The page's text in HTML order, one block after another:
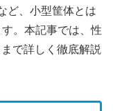
ど、小型筐体とは
。本記事では、性
で詳しく徹底解説